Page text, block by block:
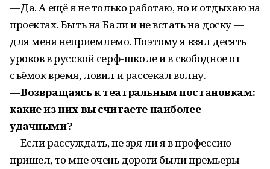
— Да. А ещё я не только работаю, но и отдыхаю на
проектах. Быть на Бали и не встать на доску —
для меня неприемлемо. Поэтому я взял десять
уроков в русской серф-школе и в свободное от
съёмок время, ловил и рассекал волну.
— Возвращаясь к театральным постановкам:
какие из них вы считаете наиболее
удачными?
— Если рассуждать, не зря ли я в профессию
пришел, то мне очень дороги были премьеры